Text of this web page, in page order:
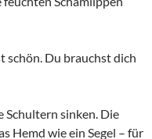
schön. Du brauchst dich
Schultern sinken. Die
Hemd wie ein Segel – für